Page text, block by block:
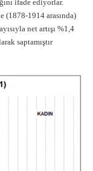
ifade ediyorlar.
1914 arasında)
net artışı %1,4
saptamıştır